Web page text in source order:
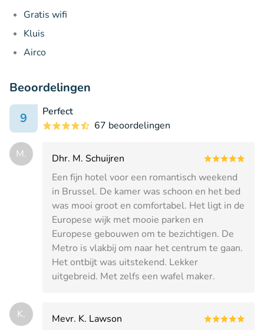
Gratis wifi
Kluis
Airco
Beoordelingen
9
Perfect
67 beoordelingen
M.
Dhr. M. Schuijren
Een fijn hotel voor een romantisch weekend
in Brussel. De kamer was schoon en het bed
was mooi groot en comfortabel. Het ligt in de
Europese wijk met mooie parken en
Europese gebouwen om te bezichtigen. De
Metro is vlakbij om naar het centrum te gaan.
Het ontbijt was uitstekend. Lekker
uitgebreid. Met zelfs een wafel maker.
K.
Mevr. K. Lawson